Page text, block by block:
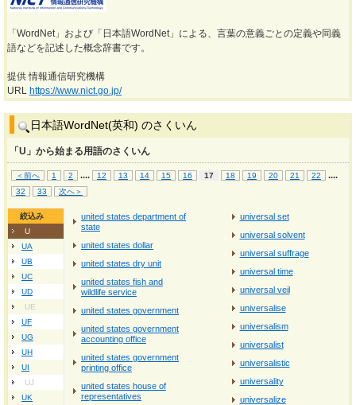
「WordNet」および「日本語WordNet」による、言葉の意義ごとの定義や同義
語などを記述した概念辞書です。
提供 情報通信研究機構
URL https://www.nict.go.jp/
日本語WordNet(英和) のさくいん
「U」から始まる用語のさくいん
＜前へ 1 2 .... 12 13 14 15 16 17 18 19 20 21 22 ....
32 33 次へ＞
絞込み
U
UA
UB
UC
UD
UE
UF
UG
UH
UI
UJ
UK
united states department of
state
united states dollar
united states dry unit
united states fish and
wildlife service
united states government
united states government
accounting office
united states government
printing office
united states house of
representatives
universal set
universal solvent
universal suffrage
universal time
universal veil
universalise
universalism
universalist
universalistic
universality
universalize